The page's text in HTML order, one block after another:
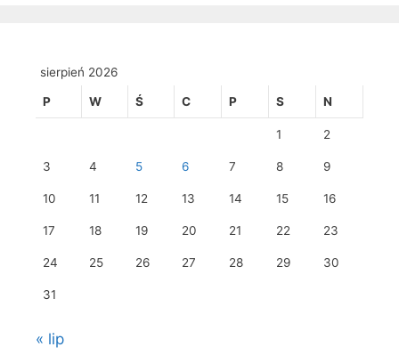
sierpień 2026
P W Ś C P S N
1 2
3 4 5 6 7 8 9
10 11 12 13 14 15 16
17 18 19 20 21 22 23
24 25 26 27 28 29 30
31
« lip